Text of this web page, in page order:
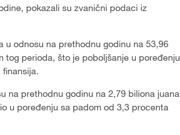
pokazali su zvanični podaci iz
odnosu na prethodnu godinu na 53,96
tog perioda, što je poboljšanje u poređenju
na prethodnu godinu na 2,79 biliona juana
u poređenju sa padom od 3,3 procenta